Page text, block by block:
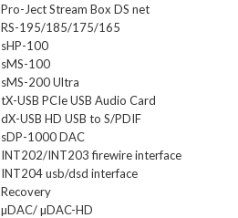
Pro-Ject Stream Box DS net
RS-195/185/175/165
sHP-100
sMS-100
sMS-200 Ultra
tX-USB PCIe USB Audio Card
dX-USB HD USB to S/PDIF
sDP-1000 DAC
INT202/INT203 firewire interface
INT204 usb/dsd interface
Recovery
µDAC/ µDAC-HD